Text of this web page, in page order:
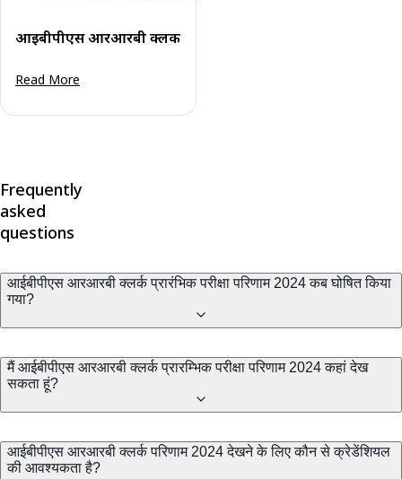
आईबीपीएस आरआरबी क्लर्क 2023 परिणाम घोषित
Read More
Frequently
asked
questions
आईबीपीएस आरआरबी क्लर्क प्रारंभिक परीक्षा परिणाम 2024 कब घोषित किया
गया?
मैं आईबीपीएस आरआरबी क्लर्क प्रारम्भिक परीक्षा परिणाम 2024 कहां देख
सकता हूं?
आईबीपीएस आरआरबी क्लर्क परिणाम 2024 देखने के लिए कौन से क्रेडेंशियल
की आवश्यकता है?